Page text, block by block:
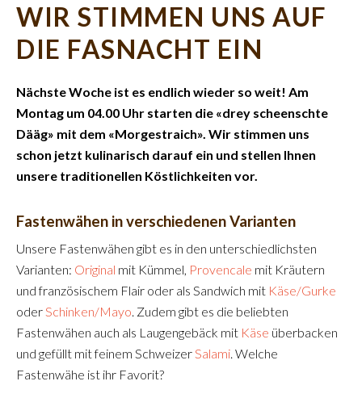
WIR STIMMEN UNS AUF
DIE FASNACHT EIN
Nächste Woche ist es endlich wieder so weit! Am
Montag um 04.00 Uhr starten die «drey scheenschte
Dääg» mit dem «Morgestraich». Wir stimmen uns
schon jetzt kulinarisch darauf ein und stellen Ihnen
unsere traditionellen Köstlichkeiten vor.
Fastenwähen in verschiedenen Varianten
Unsere Fastenwähen gibt es in den unterschiedlichsten
Varianten: Original mit Kümmel, Provencale mit Kräutern
und französischem Flair oder als Sandwich mit Käse/Gurke
oderSchinken/Mayo. Zudem gibt es die beliebten
Fastenwähen auch als Laugengebäck mit Käse überbacken
und gefüllt mit feinem SchweizerSalami. Welche
Fastenwähe ist ihr Favorit?